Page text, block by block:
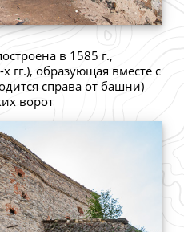
в 1585 г.,
гг.), образующая вместе с
справа от башни)
ворот